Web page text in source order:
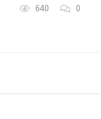
640 0